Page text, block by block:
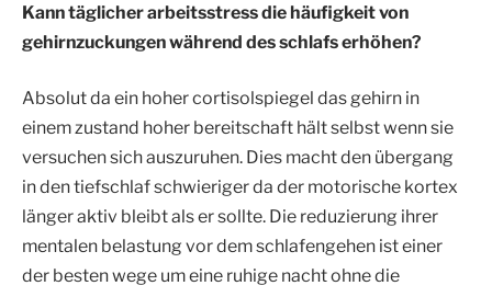
Kann täglicher arbeitsstress die häufigkeit von
gehirnzuckungen während des schlafs erhöhen?
Absolut da ein hoher cortisolspiegel das gehirn in
einem zustand hoher bereitschaft hält selbst wenn sie
versuchen sich auszuruhen. Dies macht den übergang
in den tiefschlaf schwieriger da der motorische kortex
länger aktiv bleibt als er sollte. Die reduzierung ihrer
mentalen belastung vor dem schlafengehen ist einer
der besten wege um eine ruhige nacht ohne die